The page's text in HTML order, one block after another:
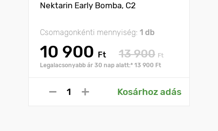
Nektarin Early Bomba, C2
Csomagonkénti mennyiség: 1 db
10 900 Ft 13 900 Ft
Legalacsonyabb ár 30 nap alatt:* 13 900 Ft
Kosárhoz adás